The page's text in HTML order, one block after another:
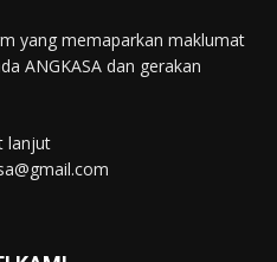
yang memaparkan maklumat
ANGKASA dan gerakan
lanjut